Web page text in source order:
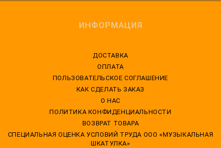
ИНФОРМАЦИЯ
ДОСТАВКА
ОПЛАТА
ПОЛЬЗОВАТЕЛЬСКОЕ СОГЛАШЕНИЕ
КАК СДЕЛАТЬ ЗАКАЗ
О НАС
ПОЛИТИКА КОНФИДЕНЦИАЛЬНОСТИ
ВОЗВРАТ ТОВАРА
CПЕЦИАЛЬНАЯ ОЦЕНКА УСЛОВИЙ ТРУДА ООО «МУЗЫКАЛЬНАЯ
ШКАТУЛКА»